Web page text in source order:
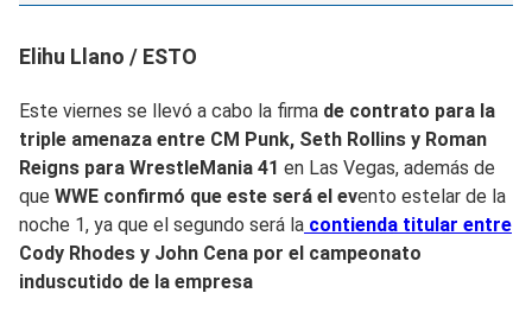
Elihu Llano / ESTO
Este viernes se llevó a cabo la firma de contrato para la
triple amenaza entre CM Punk, Seth Rollins y Roman
Reigns para WrestleMania 41 en Las Vegas, además de
que WWE confirmó que este será el evento estelar de la
noche 1, ya que el segundo será la contienda titular entre
Cody Rhodes y John Cena por el campeonato
induscutido de la empresa